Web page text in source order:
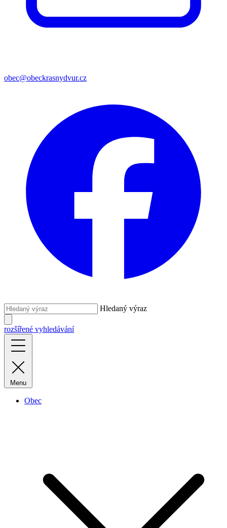
obec@obeckrasnydvur.cz
Hledaný výraz
rozšířené vyhledávání
Menu
Obec